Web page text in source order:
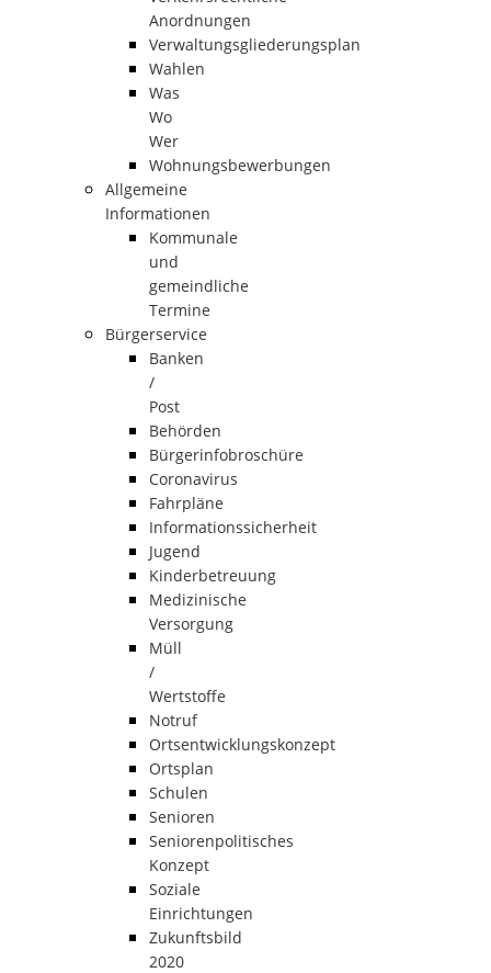
Anordnungen
Verwaltungsgliederungsplan
Wahlen
Was
Wo
Wer
Wohnungsbewerbungen
Allgemeine
Informationen
Kommunale
und
gemeindliche
Termine
Bürgerservice
Banken
/
Post
Behörden
Bürgerinfobroschüre
Coronavirus
Fahrpläne
Informationssicherheit
Jugend
Kinderbetreuung
Medizinische
Versorgung
Müll
/
Wertstoffe
Notruf
Ortsentwicklungskonzept
Ortsplan
Schulen
Senioren
Seniorenpolitisches
Konzept
Soziale
Einrichtungen
Zukunftsbild
2020